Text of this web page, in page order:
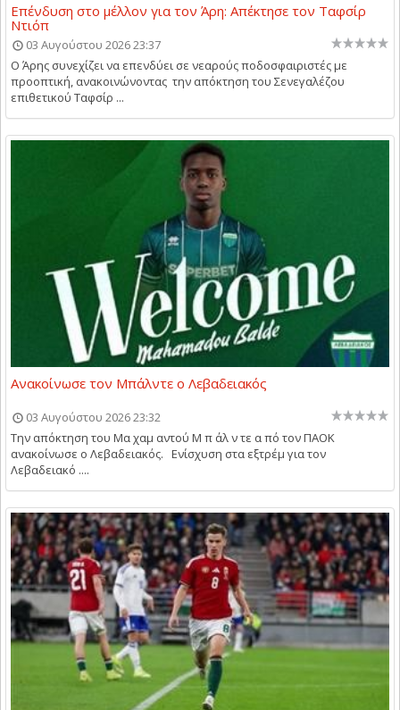
Επένδυση στο μέλλον για τον Άρη: Απέκτησε τον Ταφσίρ
Ντιόπ
03 Αυγούστου 2026 23:37
Ο Άρης συνεχίζει να επενδύει σε νεαρούς ποδοσφαιριστές με
προοπτική, ανακοινώνοντας την απόκτηση του Σενεγαλέζου
επιθετικού Ταφσίρ ...
Ανακοίνωσε τον Μπάλντε ο Λεβαδειακός
03 Αυγούστου 2026 23:32
Την απόκτηση του Μα χαμ αντού Μ π άλ ν τε α πό τον ΠΑΟΚ
ανακοίνωσε ο Λεβαδειακός. Ενίσχυση στα εξτρέμ για τον
Λεβαδειακό ....